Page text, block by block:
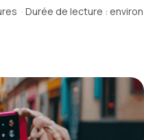
· Durée de lecture : environ